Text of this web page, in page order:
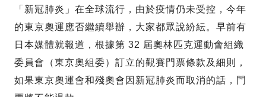
「新冠肺炎」在全球流行，由於疫情仍未受控，今年
的東京奧運應否繼續舉辦，大家都眾說紛紜。早前有
日本媒體就報道，根據第 32 屆奧林匹克運動會組織
委員會（東京奧組委）訂立的觀賽門票條款及細則，
如果東京奧運會和殘奧會因新冠肺炎而取消的話，門